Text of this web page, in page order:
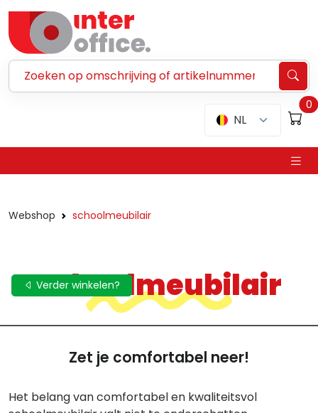
NL
0
Webshop schoolmeubilair
Verder winkelen?
Schoolmeubilair
Zet je comfortabel neer!
Het belang van comfortabel en kwaliteitsvol